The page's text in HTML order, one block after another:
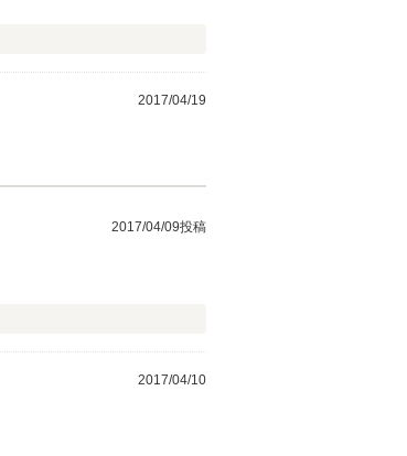
2017/04/19
2017/04/09投稿
2017/04/10